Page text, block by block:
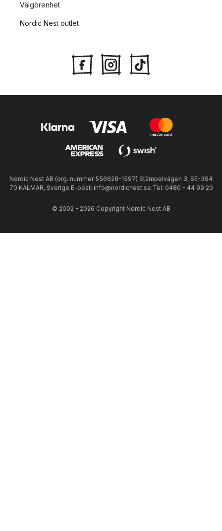
Välgörenhet
Nordic Nest outlet
Nordic Nest AB (org. nummer 556628-1597) Stämpelvägen 3, SE-394
70 KALMAR, Sverige E-post: info@nordicnest.se Tel. 0480 - 44 99 20
© 2002 - 2026 Copyright Nordic Nest AB